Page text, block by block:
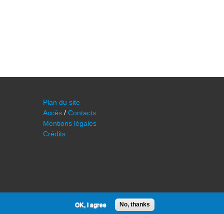
Plan du site
Accès / Contacts
Mentions légales
Crédits
OK, I agree No, thanks